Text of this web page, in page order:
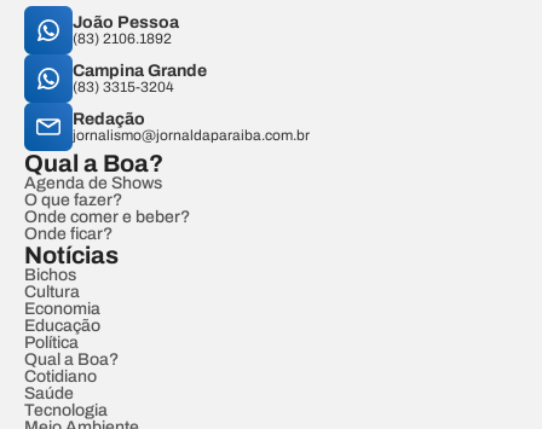
João Pessoa
(83) 2106.1892
Campina Grande
(83) 3315-3204
Redação
jornalismo@jornaldaparaiba.com.br
Qual a Boa?
Agenda de Shows
O que fazer?
Onde comer e beber?
Onde ficar?
Notícias
Bichos
Cultura
Economia
Educação
Política
Qual a Boa?
Cotidiano
Saúde
Tecnologia